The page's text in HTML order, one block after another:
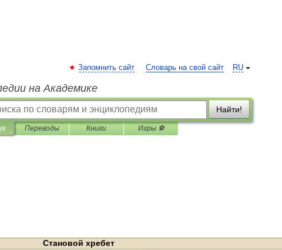
RU
Запомнить сайт Словарь на свой сайт
на Академике
Найти!
Переводы Книги Игры ⚽
Становой хребет